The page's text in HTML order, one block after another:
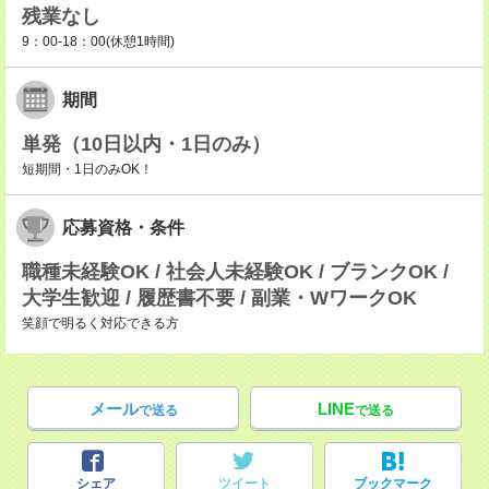
残業なし
9：00-18：00(休憩1時間)
期間
単発（10日以内・1日のみ）
短期間・1日のみOK！
応募資格・条件
職種未経験OK / 社会人未経験OK / ブランクOK /
大学生歓迎 / 履歴書不要 / 副業・WワークOK
笑顔で明るく対応できる方
メールで送る LINEで送る
シェア ツイート ブックマーク